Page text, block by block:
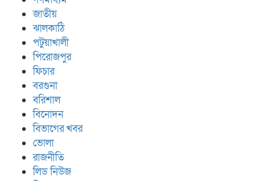
জাতীয়
ঝালকাঠি
পটুয়াখালী
পিরোজপুর
ফিচার
বরগুনা
বরিশাল
বিনোদন
বিভাগের খবর
ভোলা
রাজনীতি
লিড নিউজ